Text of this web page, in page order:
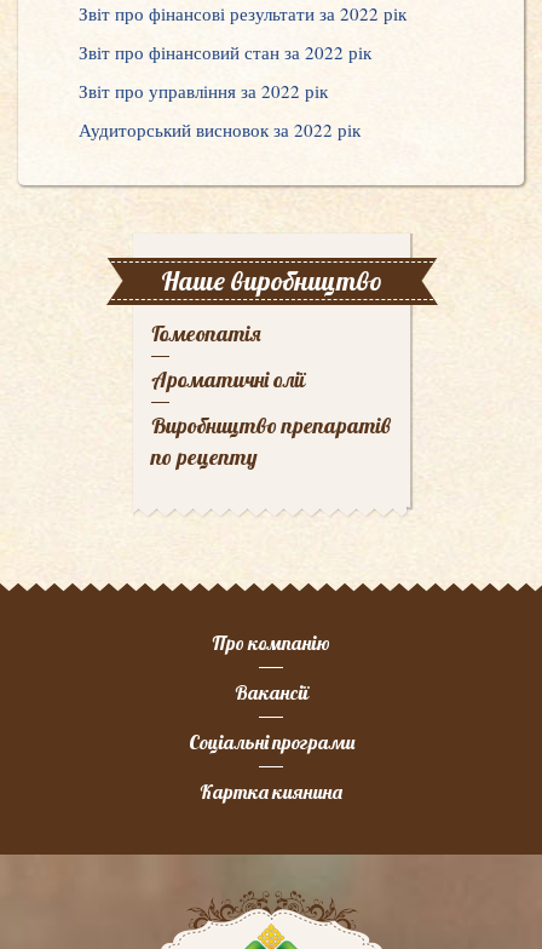
Звіт про фінансові результати за 2022 рік
Звіт про фінансовий стан за 2022 рік
Звіт про управління за 2022 рік
Аудиторський висновок за 2022 рік
Наше виробництво
Гомеопатія
Ароматичні олії
Виробництво препаратів
по рецепту
Про компанію
Вакансії
Соціальні програми
Картка киянина